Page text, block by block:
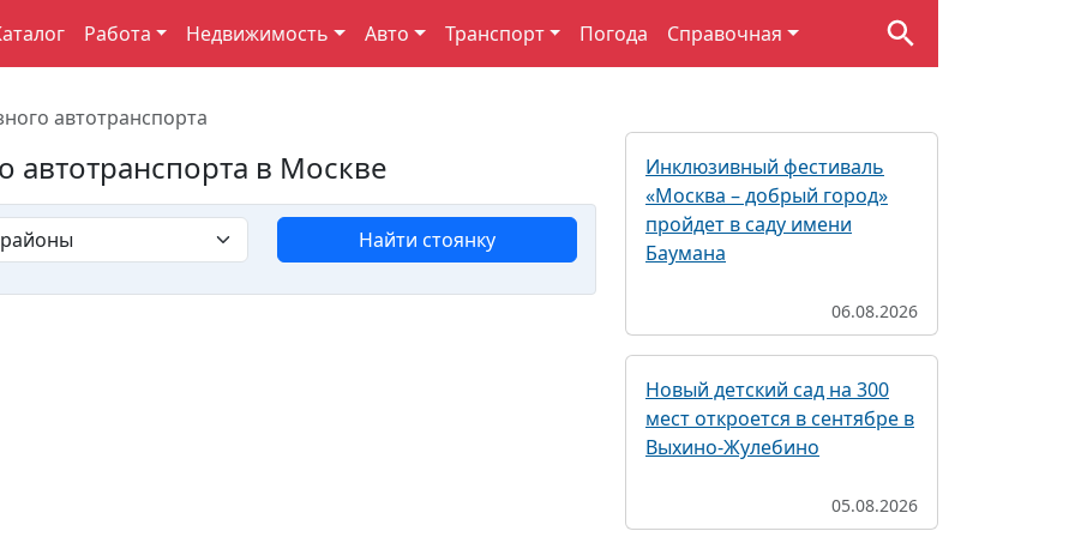
Работа Недвижимость Авто Транспорт Погода Справочная
автотранспорта
автотранспорта в Москве
Найти стоянку
Инклюзивный фестиваль
«Москва – добрый город»
пройдет в саду имени
Баумана
06.08.2026
Новый детский сад на 300
мест откроется в сентябре в
Выхино-Жулебино
05.08.2026